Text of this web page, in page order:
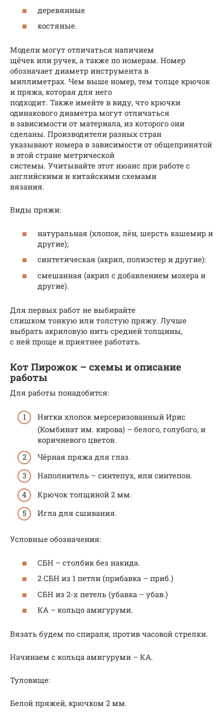
деревянные
костяные.
Модели могут отличаться наличием
щёчек или ручек, а также по номерам. Номер
обозначает диаметр инструмента в
миллиметрах. Чем выше номер, тем толще крючок
и пряжа, которая для него
подходит. Также имейте в виду, что крючки
одинакового диаметра могут отличаться
в зависимости от материала, из которого они
сделаны. Производители разных стран
указывают номера в зависимости от общепринятой
в этой стране метрической
системы. Учитывайте этот нюанс при работе с
английскими и китайскими схемами
вязания.
Виды пряжи:
натуральная (хлопок, лён, шерсть кашемир и
другие);
синтетическая (акрил, полиэстер и другие):
смешанная (акрил с добавлением мохера и
другие).
Для первых работ не выбирайте
слишком тонкую или толстую пряжу. Лучше
выбрать акриловую нить средней толщины,
с ней проще и приятнее работать.
Кот Пирожок – схемы и описание
работы
Для работы понадобится:
Нитки хлопок мерсеризованный Ирис
(Комбинат им. кирова) – белого, голубого, и
коричневого цветов.
Чёрная пряжа для глаз.
Наполнитель – синтепух, или синтепон.
Крючок толщиной 2 мм.
Игла для сшивания.
Условные обозначения:
СБН – столбик без накида.
2 СБН из 1 петли (прибавка – приб.)
СБН из 2-х петель (убавка – убав.)
КА – кольцо амигуруми.
Вязать будем по спирали, против часовой стрелки.
Начинаем с кольца амигуруми – КА.
Туловище:
Белой пряжей, крючком 2 мм.